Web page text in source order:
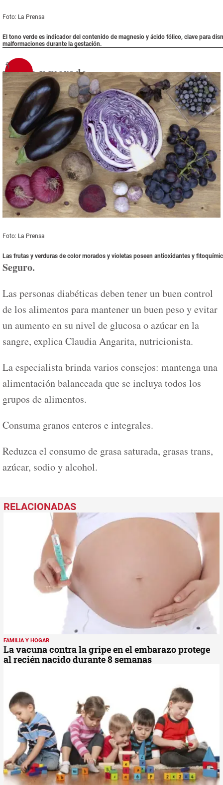
Foto: La Prensa
El tono verde es indicador del contenido de magnesio y ácido fólico, clave para
malformaciones durante la gestación.
5
violeta y morado
Foto: La Prensa
Las frutas y verduras de color morados y violetas poseen antioxidantes y
Seguro.
Las personas diabéticas deben tener un buen control
de los alimentos para mantener un buen peso y evitar
un aumento en su nivel de glucosa o azúcar en la
sangre, explica Claudia Angarita, nutricionista.
La especialista brinda varios consejos: mantenga una
alimentación balanceada que se incluya todos los
grupos de alimentos.
Consuma granos enteros e integrales.
Reduzca el consumo de grasa saturada, grasas trans,
azúcar, sodio y alcohol.
FAMILIA Y HOGAR
La vacuna contra la gripe en el embarazo protege
al recién nacido durante 8 semanas